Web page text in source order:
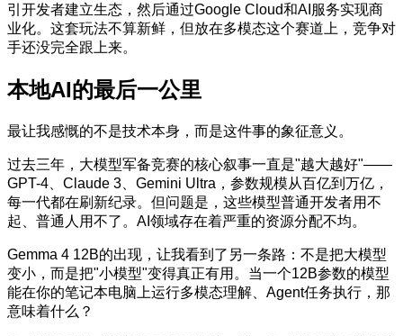
引开发者建立生态，然后通过Google Cloud和AI服务实现商
业化。这套玩法不算新鲜，但放在多模态这个赛道上，竞争对
手还没完全跟上来。
本地AI的最后一公里
最让我感慨的不是技术本身，而是这件事的象征意义。
过去三年，大模型军备竞赛的核心叙事一直是"越大越好"——
GPT-4、Claude 3、Gemini Ultra，参数规模从百亿到万亿，
每一代都在刷新纪录。但问题是，这些模型普通开发者用不
起、普通人用不了。AI领域存在着严重的资源分配不均。
Gemma 4 12B的出现，让我看到了另一条路：不是把大模型
变小，而是把"小模型"变得真正有用。当一个12B参数的模型
能在你的笔记本电脑上运行多模态理解、Agent任务执行，那
意味着什么？